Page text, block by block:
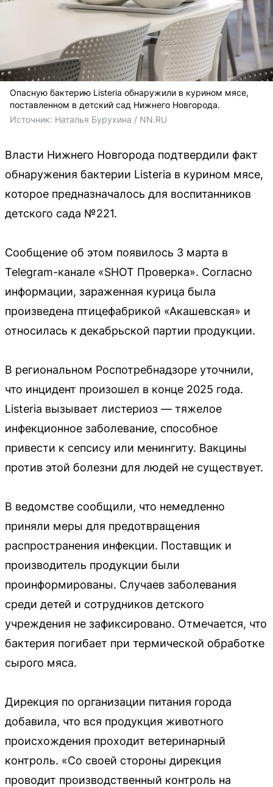
Опасную бактерию Listeria обнаружили в курином мясе,
поставленном в детский сад Нижнего Новгорода.
Источник: Наталья Бурухина / NN.RU
Власти Нижнего Новгорода подтвердили факт
обнаружения бактерии Listeria в курином мясе,
которое предназначалось для воспитанников
детского сада №221.
Сообщение об этом появилось 3 марта в
Telegram-канале «SHOT Проверка». Согласно
информации, зараженная курица была
произведена птицефабрикой «Акашевская» и
относилась к декабрьской партии продукции.
В региональном Роспотребнадзоре уточнили,
что инцидент произошел в конце 2025 года.
Listeria вызывает листериоз — тяжелое
инфекционное заболевание, способное
привести к сепсису или менингиту. Вакцины
против этой болезни для людей не существует.
В ведомстве сообщили, что немедленно
приняли меры для предотвращения
распространения инфекции. Поставщик и
производитель продукции были
проинформированы. Случаев заболевания
среди детей и сотрудников детского
учреждения не зафиксировано. Отмечается, что
бактерия погибает при термической обработке
сырого мяса.
Дирекция по организации питания города
добавила, что вся продукция животного
происхождения проходит ветеринарный
контроль. «Со своей стороны дирекция
проводит производственный контроль на